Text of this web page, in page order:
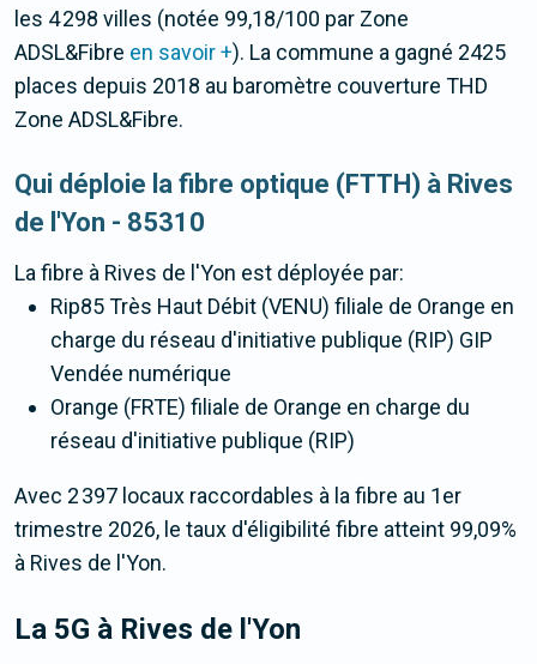
les 4 298 villes (notée 99,18/100 par Zone
ADSL&Fibre en savoir +). La commune a gagné 2425
places depuis 2018 au baromètre couverture THD
Zone ADSL&Fibre.
Qui déploie la fibre optique (FTTH) à Rives
de l'Yon - 85310
La fibre à Rives de l'Yon est déployée par:
Rip85 Très Haut Débit (VENU) filiale de Orange en
charge du réseau d'initiative publique (RIP) GIP
Vendée numérique
Orange (FRTE) filiale de Orange en charge du
réseau d'initiative publique (RIP)
Avec 2 397 locaux raccordables à la fibre au 1er
trimestre 2026, le taux d'éligibilité fibre atteint 99,09%
à Rives de l'Yon.
La 5G à Rives de l'Yon